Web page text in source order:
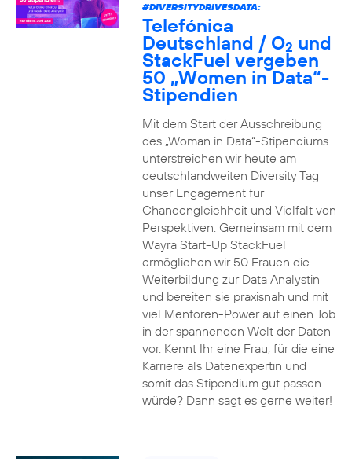
#DIVERSITYDRIVESDATA:
Telefónica
Deutschland / O2 und
StackFuel vergeben
50 „Women in Data“-
Stipendien
Mit dem Start der Ausschreibung
des „Woman in Data“-Stipendiums
unterstreichen wir heute am
deutschlandweiten Diversity Tag
unser Engagement für
Chancengleichheit und Vielfalt von
Perspektiven. Gemeinsam mit dem
Wayra Start-Up StackFuel
ermöglichen wir 50 Frauen die
Weiterbildung zur Data Analystin
und bereiten sie praxisnah und mit
viel Mentoren-Power auf einen Job
in der spannenden Welt der Daten
vor. Kennt Ihr eine Frau, für die eine
Karriere als Datenexpertin und
somit das Stipendium gut passen
würde? Dann sagt es gerne weiter!